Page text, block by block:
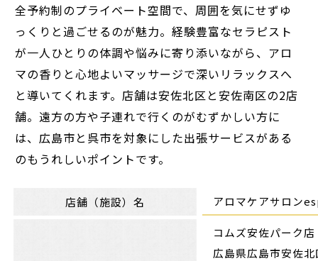
全予約制のプライベート空間で、周囲を気にせずゆ
っくりと過ごせるのが魅力。経験豊富なセラピスト
が一人ひとりの体調や悩みに寄り添いながら、アロ
マの香りと心地よいマッサージで深いリラックスへ
と導いてくれます。店舗は安佐北区と安佐南区の2店
舗。遠方の方や子連れで行くのがむずかしい方に
は、広島市と呉市を対象にした出張サービスがある
のもうれしいポイントです。
店舗（施設）名 アロマケアサロン
コムズ安佐パーク店
広島県広島市安佐